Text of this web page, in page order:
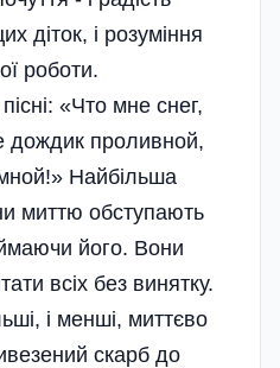
діток, і розумі­ння
роботи.
«Что мне снег,
дождик проливной,
Найбільша
миттю обступають
його. Вони
всіх без винятку.
і менші, миттєво
скарб до